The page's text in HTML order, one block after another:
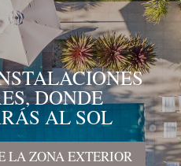
DONDE
AL SOL
LA ZONA EXTERIOR